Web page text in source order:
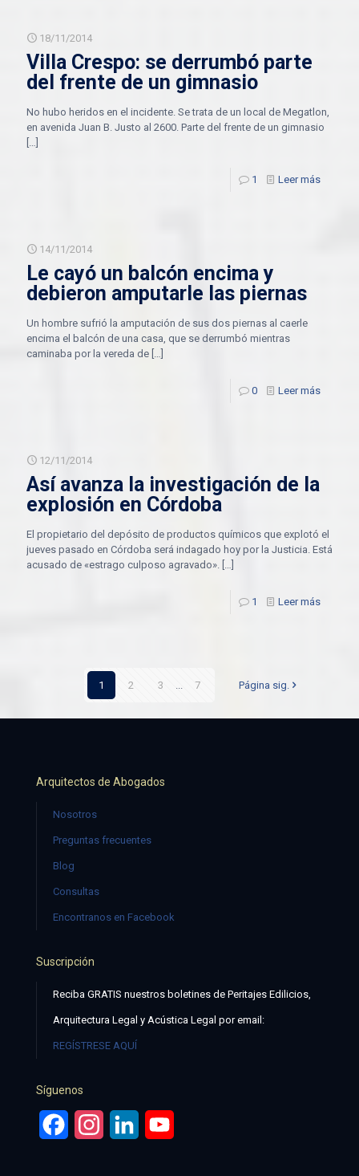
18/11/2014
Villa Crespo: se derrumbó parte
del frente de un gimnasio
No hubo heridos en el incidente. Se trata de un local de Megatlon,
en avenida Juan B. Justo al 2600. Parte del frente de un gimnasio
[…]
1 Leer más
14/11/2014
Le cayó un balcón encima y
debieron amputarle las piernas
Un hombre sufrió la amputación de sus dos piernas al caerle
encima el balcón de una casa, que se derrumbó mientras
caminaba por la vereda de […]
0 Leer más
12/11/2014
Así avanza la investigación de la
explosión en Córdoba
El propietario del depósito de productos químicos que explotó el
jueves pasado en Córdoba será indagado hoy por la Justicia. Está
acusado de «estrago culposo agravado». […]
1 Leer más
1 2 3 ... 7 Página sig.
Arquitectos de Abogados
Nosotros
Preguntas frecuentes
Blog
Consultas
Encontranos en Facebook
Suscripción
Reciba GRATIS nuestros boletines de Peritajes Edilicios,
Arquitectura Legal y Acústica Legal por email:
REGÍSTRESE AQUÍ
Síguenos
FacebookInstagramLinkedIn